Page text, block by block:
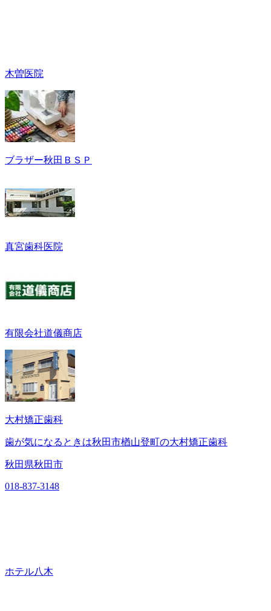
木曽医院
ブラザー秋田ＢＳＰ
真宮歯科医院
有限会社道儀商店
大村矯正歯科
歯が気になるときは秋田市楢山登町の大村矯正歯科
秋田県秋田市
018-837-3148
ホテル八木